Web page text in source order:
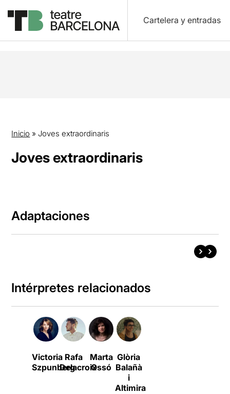
Cartelera y entradas
Inicio » Joves extraordinaris
Joves extraordinaris
Adaptaciones
Intérpretes relacionados
Victoria
Szpunberg
Rafa
Delacroix
Marta
Ossó
Glòria
Balañà
i
Altimira